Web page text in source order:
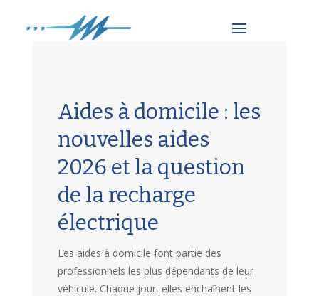
Aides à domicile : les
nouvelles aides
2026 et la question
de la recharge
électrique
Les aides à domicile font partie des
professionnels les plus dépendants de leur
véhicule. Chaque jour, elles enchaînent les